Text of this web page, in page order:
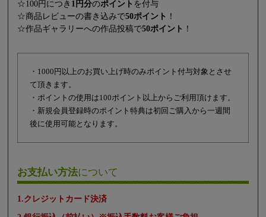
☆100円につき 1円分のポイント を付与
☆商品レビューの書き込みで50ポイント ！
☆作品ギャラリーへの作品投稿で50ポイント ！
・1000円以上のお買い上げ時のみポイント付与対象とさせ
て頂きます。
・ポイントの使用は100ポイント以上からご利用頂けます。
・新規会員登録時のポイント特典は初回ご購入から一週間
後に使用可能となります。
お支払い方法について
1.クレジットカード決済